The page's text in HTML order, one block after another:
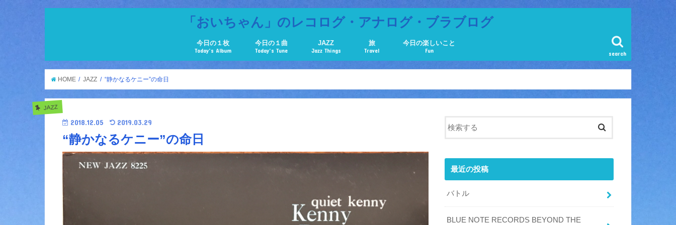
「おいちゃん」のレコログ・アナログ・ブラブログ
search
今日の１枚
Today’s Album
今日の１曲
Today’s Tune
JAZZ
Jazz Things
旅
Travel
今日の楽しいこと
Fun
HOME JAZZ “静かなるケニー”の命日
JAZZ
2018.12.05 2019.03.29
“静かなるケニー”の命日
最近の投稿
バトル
BLUE NOTE RECORDS BEYOND THE